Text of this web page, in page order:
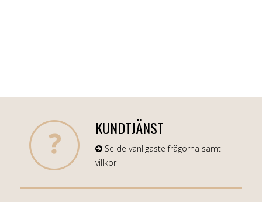
KUNDTJÄNST
Se de vanligaste frågorna samt
villkor